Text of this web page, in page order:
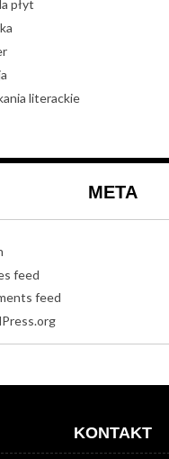
płyt
literackie
META
feed
feed
KONTAKT